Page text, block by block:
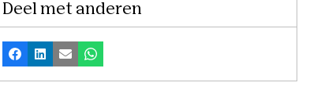
Deel met anderen
Facebook
LinkedInE-mailWhatsapp